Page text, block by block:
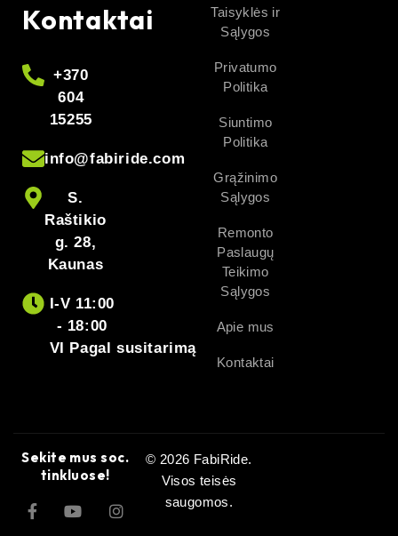
Kontaktai
+370
604
15255
info@fabiride.com
S.
Raštikio
g. 28,
Kaunas
I-V 11:00
- 18:00
VI Pagal susitarimą
Taisyklės ir
Sąlygos
Privatumo
Politika
Siuntimo
Politika
Grąžinimo
Sąlygos
Remonto
Paslaugų
Teikimo
Sąlygos
Apie mus
Kontaktai
Sekite mus soc.
tinkluose!
© 2026 FabiRide.
Visos teisės
saugomos.